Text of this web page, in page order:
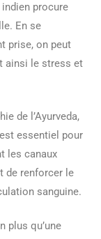
procure
En se
prise, on peut
ainsi le stress et
de l’Ayurveda,
essentiel pour
les canaux
de renforcer le
sanguine.
plus qu’une